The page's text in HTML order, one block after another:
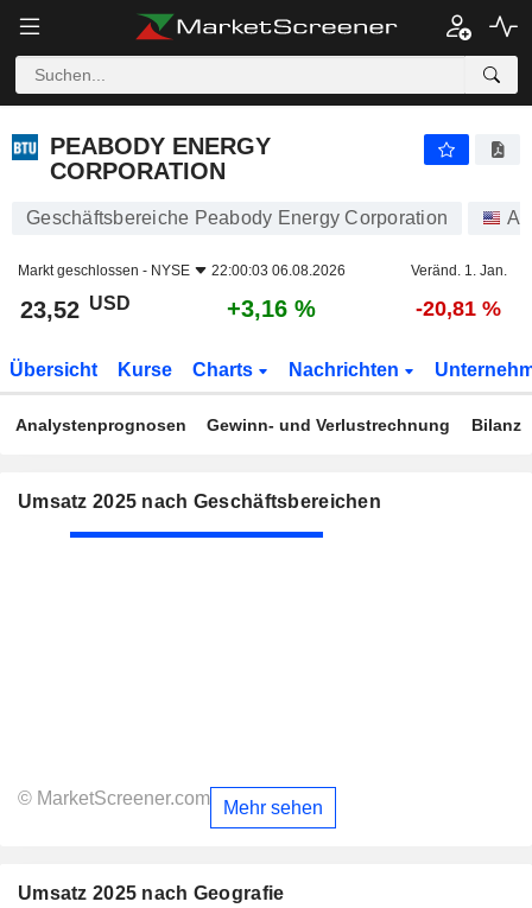
PEABODY ENERGY
CORPORATION
Geschäftsbereiche Peabody Energy Corporation
Markt geschlossen - NYSE 22:00:03 06.08.2026 Veränd. 1. Jan.
23,52 USD +3,16 % -20,81 %
Übersicht Kurse Charts Nachrichten
Analystenprognosen Gewinn- und Verlustrechnung Bilanz
Umsatz 2025 nach Geschäftsbereichen
© MarketScreener.com Mehr sehen
Umsatz 2025 nach Geografie